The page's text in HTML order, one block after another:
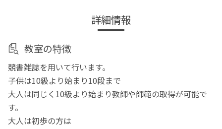
詳細情報
教室の特徴
競書雑誌を用いて行います。
子供は10級より始まり10段まで
大人は同じく10級より始まり教師や師範の取得が可能で
す。
大人は初歩の方は